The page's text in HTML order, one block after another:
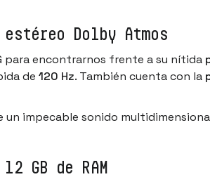
Dolby Atmos
para encontrarnos frente a su nítida
de 120 Hz. También cuenta con la
impecable sonido
GB de RAM